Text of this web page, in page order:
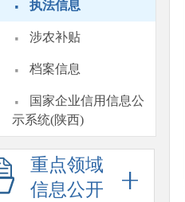
执法信息
· 涉农补贴
· 档案信息
·
国家企业信用信息公
示系统(陕西)
重点领域
信息公开